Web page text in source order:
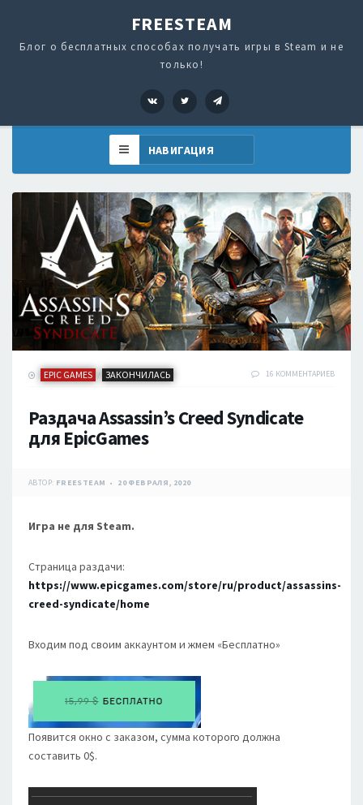
FREESTEAM
Блог о бесплатных способах получать игры в Steam и не
только!
VK Twitter
EPIC GAMES / ЗАКОНЧИЛАСЬ 16 КОММЕНТАРИЕВ
Раздача Assassin’s Creed Syndicate
для EpicGames
АВТОР: FREESTEAM 20 ФЕВРАЛЯ, 2020
Игра не для Steam.
Страница раздачи:
https://www.epicgames.com/store/ru/product/assassins-
creed-syndicate/home
Входим под своим аккаунтом и жмем «Бесплатно»
Появится окно с заказом, сумма которого должна
составить 0$.